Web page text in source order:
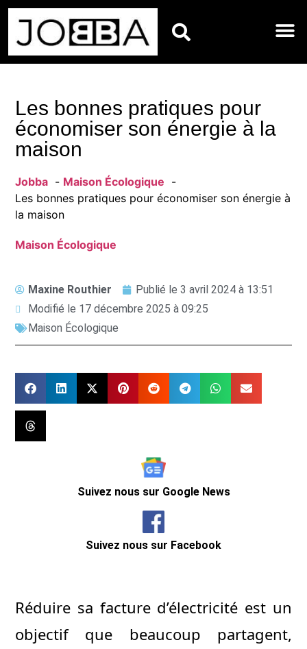
Les bonnes pratiques pour
économiser son énergie à la
maison
Jobba
Maison Écologique
Les bonnes pratiques pour économiser son énergie à
la maison
Maison Écologique
Maxine Routhier Publié le3 avril 2024 à 13:51
Modifié le 17 décembre 2025 à 09:25
Maison Écologique
Suivez nous sur Google News
Suivez nous sur Facebook
Réduire sa facture d’électricité est un
objectif que beaucoup partagent,